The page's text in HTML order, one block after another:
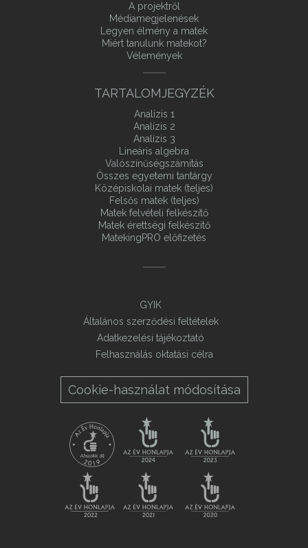
A projektről
Médiamegjelenések
Legyen élmény a matek
Miért tanulunk matekot?
Vélemények
TARTALOMJEGYZÉK
Analízis 1
Analízis 2
Analízis 3
Lineáris algebra
Valószínűségszámítás
Összes egyetemi tantárgy
Középiskolai matek (teljes)
Felsős matek (teljes)
Matek felvételi felkészítő
Matek érettségi felkészítő
MatekingPRO előfizetés
GYIK
Általános szerződési feltételek
Adatkezelési tájékoztató
Felhasználás oktatási célra
Cookie-használat módosítása